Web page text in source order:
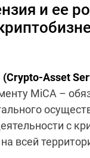
и ее
(Crypto-Asset
MiCA –
с
всей